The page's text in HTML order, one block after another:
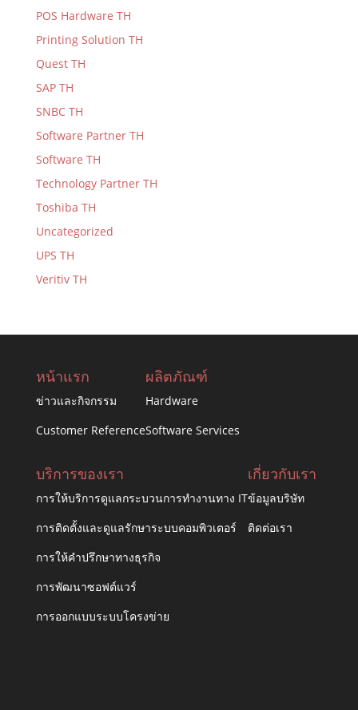
POS Hardware TH
Printing Solution TH
Quest TH
SAP TH
SNBC TH
Software Partner TH
Software TH
Technology Partner TH
Toshiba TH
Uncategorized
UPS TH
Veritiv TH
หน้าแรก
ข่าวและกิจกรรม
Customer Reference
ผลิตภัณฑ์
Hardware
Software Services
บริการของเรา
การให้บริการดูแลกระบวนการทำงานทาง IT
การติดตั้งและดูแลรักษาระบบคอมพิวเตอร์
การให้คำปรึกษาทางธุรกิจ
การพัฒนาซอฟต์แวร์
การออกแบบระบบโครงข่าย
เกี่ยวกับเรา
ข้อมูลบริษัท
ติดต่อเรา